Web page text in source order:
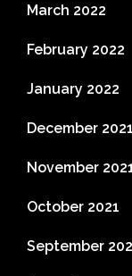
March 2022
February 2022
January 2022
December 2021
November
October 2021
September